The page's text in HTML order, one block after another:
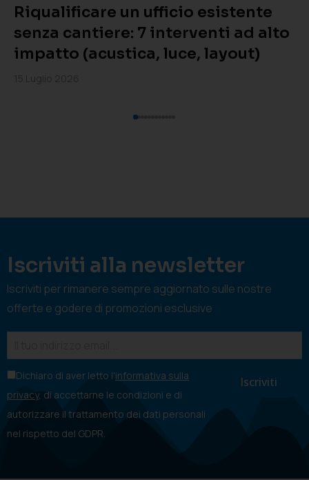
Riqualificare un ufficio esistente
senza cantiere: 7 interventi ad alto
impatto (acustica, luce, layout)
Iscriviti alla newsletter
Iscriviti per rimanere sempre aggiornato sulle nostre
offerte e godere di promozioni esclusive
Dichiaro di aver letto l'informativa sulla
privacy, di accettarne le condizioni e di
autorizzare il trattamento dei dati personali
nel rispetto del GDPR.